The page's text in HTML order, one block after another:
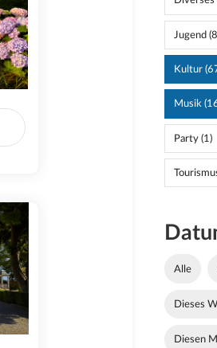
Jugend
Kultur
Musik
Party (1)
Alle
Dieses
Diesen